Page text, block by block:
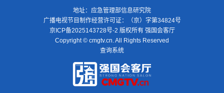
言无处生根让网络违法和不良信息无处藏身方
地址：应急管理部信息研究院
广播电视节目制作经营许可证：（京）字第34824号
京ICP备2025143728号-2 版权所有 强国会客厅
Copyright © cmgtv.cn. All Rights Reserved
查询系统